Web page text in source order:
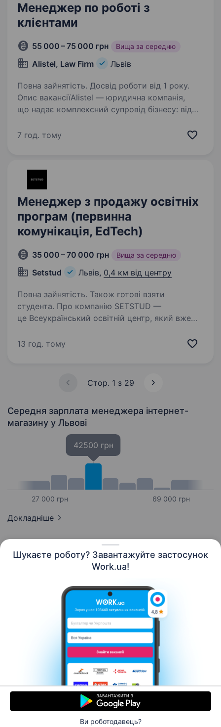
Шукаєте роботу? Завантажуйте застосунок
Work.ua!
Ви роботодавець?
Менеджер по роботі з
клієнтами
55 000 – 75 000 грн Вища за середню
Alistel, Law Firm Львів
Повна зайнятість. Досвід роботи від 1 року.
Опис вакансіїAlistel — юридична компанія,
що надає комплексний супровід бізнесу: від
інтересів клієнтів. Експерти Alistel проведуть
7 год. тому
Менеджер з продажу освітніх
програм (первинна
комунікація, EdTech)
35 000 – 70 000 грн Вища за середню
Setstud Львів, 0,4 км від центру
Повна зайнятість. Також готові взяти
студента. Про компанію SETSTUD —
це Всеукраїнський освітній центр, який вже
ринку підготовки абітурієнтів до вступу.
13 год. тому
Стор. 1 з 29
Середня зарплата менеджера інтернет-
магазину у Львові
27 000 грн
42500 грн
69 000 грн
Докладніше
Контакти Про нас
Кар’єра
Допомога Умови використання